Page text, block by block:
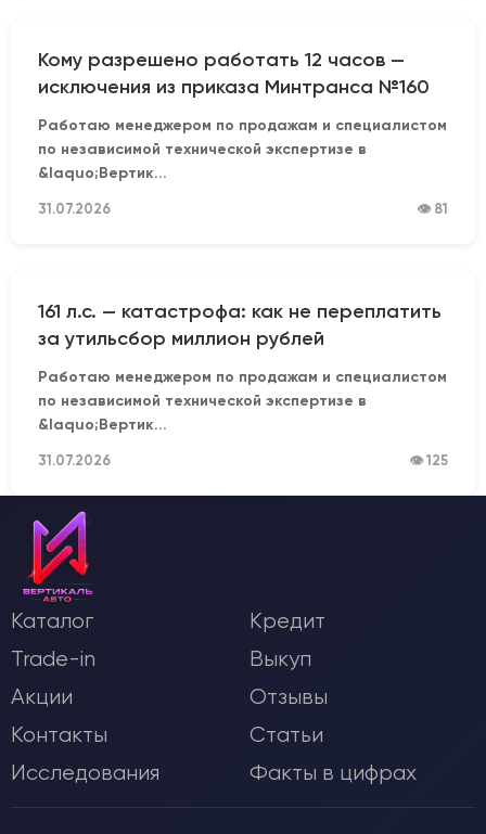
Кому разрешено работать 12 часов —
исключения из приказа Минтранса №160
Работаю менеджером по продажам и специалистом
по независимой технической экспертизе в
&laquo;Вертик...
31.07.2026 👁 81
161 л.с. — катастрофа: как не переплатить
за утильсбор миллион рублей
Работаю менеджером по продажам и специалистом
по независимой технической экспертизе в
&laquo;Вертик...
31.07.2026 👁 125
Каталог
Кредит
Trade-in
Выкуп
Акции
Отзывы
Контакты
Статьи
Исследования
Факты в цифрах